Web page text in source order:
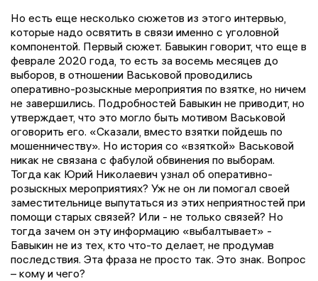
Но есть еще несколько сюжетов из этого интервью,
которые надо освятить в связи именно с уголовной
компонентой. Первый сюжет. Бавыкин говорит, что еще в
феврале 2020 года, то есть за восемь месяцев до
выборов, в отношении Васьковой проводились
оперативно-розыскные мероприятия по взятке, но ничем
не завершились. Подробностей Бавыкин не приводит, но
утверждает, что это могло быть мотивом Васьковой
оговорить его. «Сказали, вместо взятки пойдешь по
мошенничеству». Но история со «взяткой» Васьковой
никак не связана с фабулой обвинения по выборам.
Тогда как Юрий Николаевич узнал об оперативно-
розыскных мероприятиях? Уж не он ли помогал своей
заместительнице выпутаться из этих неприятностей при
помощи старых связей? Или - не только связей? Но
тогда зачем он эту информацию «выбалтывает» -
Бавыкин не из тех, кто что-то делает, не продумав
последствия. Эта фраза не просто так. Это знак. Вопрос
– кому и чего?